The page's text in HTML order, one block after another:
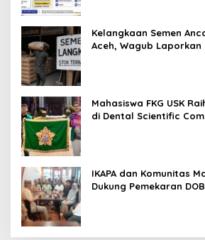
Kelangkaan Semen
Aceh, Wagub Laporkan
Mahasiswa FKG USK
di Dental Scientific
IKAPA dan Komunitas
Dukung Pemekaran